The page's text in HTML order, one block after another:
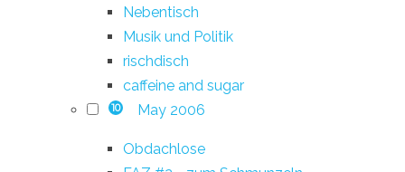
Nebentisch
Musik und Politik
rischdisch
caffeine and sugar
10 May 2006
Obdachlose